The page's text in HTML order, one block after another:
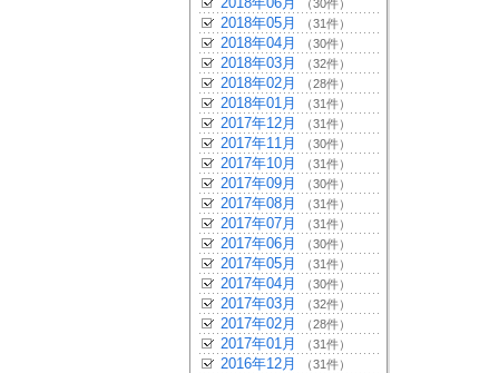
（30件）
2018年05月 （31件）
2018年04月 （30件）
2018年03月 （32件）
2018年02月 （28件）
2018年01月 （31件）
2017年12月 （31件）
2017年11月 （30件）
2017年10月 （31件）
2017年09月 （30件）
2017年08月 （31件）
2017年07月 （31件）
2017年06月 （30件）
2017年05月 （31件）
2017年04月 （30件）
2017年03月 （32件）
2017年02月 （28件）
2017年01月 （31件）
2016年12月 （31件）